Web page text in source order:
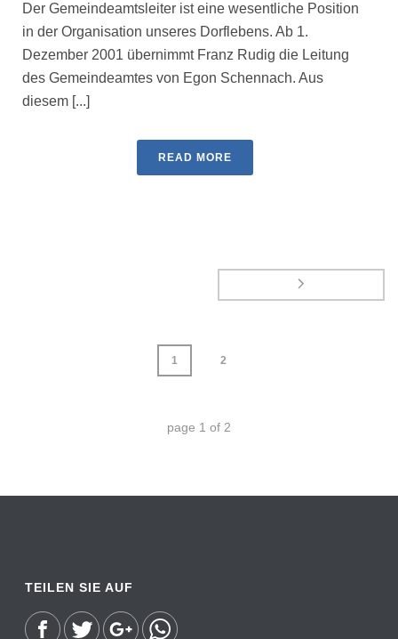
Der Gemeindeamtsleiter ist eine wesentliche Position
in der Organisation unseres Dorflebens. Ab 1.
Dezember 2001 übernimmt Franz Rudig die Leitung
des Gemeindeamtes von Egon Schennach. Aus
diesem [...]
READ MORE
1 2
page 1 of 2
TEILEN SIE AUF